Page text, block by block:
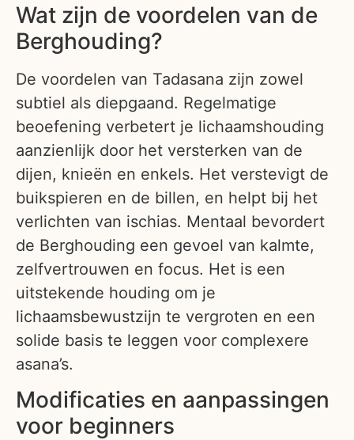
Wat zijn de voordelen van de
Berghouding?
De voordelen van Tadasana zijn zowel
subtiel als diepgaand. Regelmatige
beoefening verbetert je lichaamshouding
aanzienlijk door het versterken van de
dijen, knieën en enkels. Het verstevigt de
buikspieren en de billen, en helpt bij het
verlichten van ischias. Mentaal bevordert
de Berghouding een gevoel van kalmte,
zelfvertrouwen en focus. Het is een
uitstekende houding om je
lichaamsbewustzijn te vergroten en een
solide basis te leggen voor complexere
asana’s.
Modificaties en aanpassingen
voor beginners